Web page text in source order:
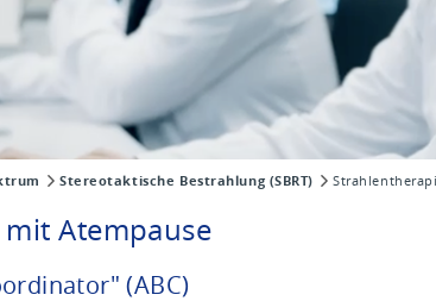
Stereotaktische Bestrahlung (SBRT)
Atempause
(ABC)